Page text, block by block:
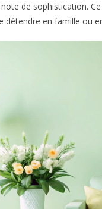
de sophistication.
détendre en famille ou